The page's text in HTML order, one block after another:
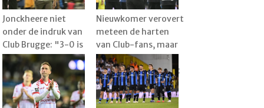
Jonckheere niet
onder de indruk van
Club Brugge: "3-0 is
overdreven"
Nieuwkomer verovert
meteen de harten
van Club-fans, maar
Leko weet wanneer
het pas echt goed zit